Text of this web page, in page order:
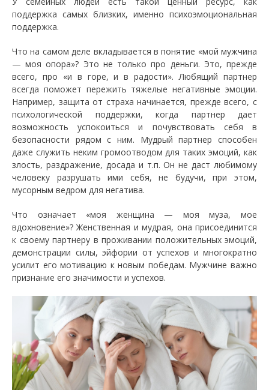
поддержка самых близких, именно психоэмоциональная
поддержка.
Что на самом деле вкладывается в понятие «мой мужчина
— моя опора»? Это не только про деньги. Это, прежде
всего, про «и в горе, и в радости». Любящий партнер
всегда поможет пережить тяжелые негативные эмоции.
Например, защита от страха начинается, прежде всего, с
психологической поддержки, когда партнер дает
возможность успокоиться и почувствовать себя в
безопасности рядом с ним. Мудрый партнер способен
даже служить неким громоотводом для таких эмоций, как
злость, раздражение, досада и т.п. Он не даст любимому
человеку разрушать ими себя, не будучи, при этом,
мусорным ведром для негатива.
Что означает «моя женщина — моя муза, мое
вдохновение»? Женственная и мудрая, она присоединится
к своему партнеру в проживании положительных эмоций,
демонстрации силы, эйфории от успехов и многократно
усилит его мотивацию к новым победам. Мужчине важно
признание его значимости и успехов.